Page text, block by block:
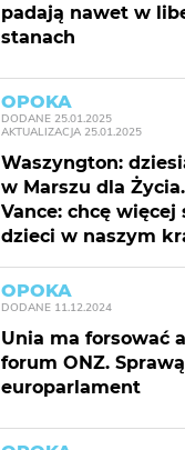
padają nawet w
stanach
OPOKA
DODANE 25.01.2025
AKTUALIZACJA 25.01.2025
Waszyngton:
w Marszu dla
Vance: chcę więcej
dzieci w naszym
OPOKA
DODANE 11.12.2024
Unia ma forsować
forum ONZ.
europarlament